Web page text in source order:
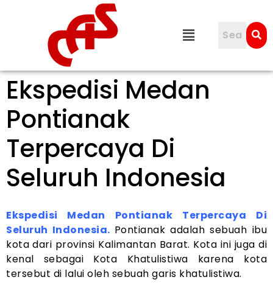
Ekspedisi Medan
Pontianak
Terpercaya Di
Seluruh Indonesia
Ekspedisi Medan Pontianak Terpercaya Di
Seluruh Indonesia. Pontianak adalah sebuah ibu
kota dari provinsi Kalimantan Barat. Kota ini juga di
kenal sebagai Kota Khatulistiwa karena kota
tersebut di lalui oleh sebuah garis khatulistiwa.